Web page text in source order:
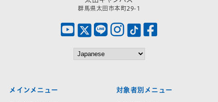
群馬県太田市本町29-1
メインメニュー 対象者別メニュー